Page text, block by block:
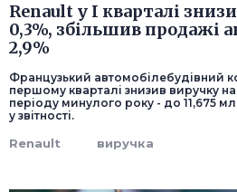
Renault у I кварталі
0,3%, збільшив продажі
2,9%
Французький автомобілебудівний
першому кварталі знизив виручку
періоду минулого року - до 11,675
у звітності.
Renault виручка